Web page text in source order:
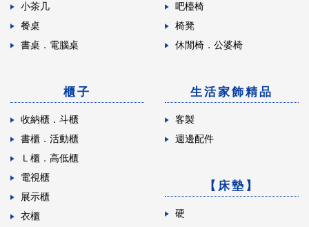
小茶几
餐桌
書桌．電腦桌
吧檯椅
椅凳
休閒椅．公婆椅
櫃子
收納櫃．斗櫃
書櫃．活動櫃
Ｌ櫃．高低櫃
電視櫃
展示櫃
衣櫃
生活家飾精品
客製
週邊配件
【床墊】
硬